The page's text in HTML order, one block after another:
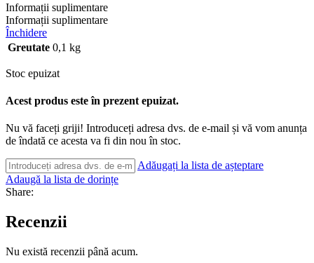
Informații suplimentare
Informații suplimentare
Închidere
Greutate 0,1 kg
Stoc epuizat
Acest produs este în prezent epuizat.
Nu vă faceți griji! Introduceți adresa dvs. de e-mail și vă vom anunța
de îndată ce acesta va fi din nou în stoc.
Adăugați la lista de așteptare
Adaugă la lista de dorințe
Share:
Recenzii
Nu există recenzii până acum.